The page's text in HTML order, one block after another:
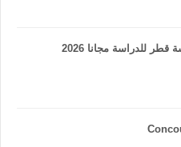
للدراسة مجانا 2026